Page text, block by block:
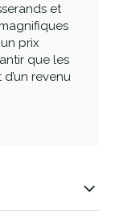
et
prix
que les
revenu